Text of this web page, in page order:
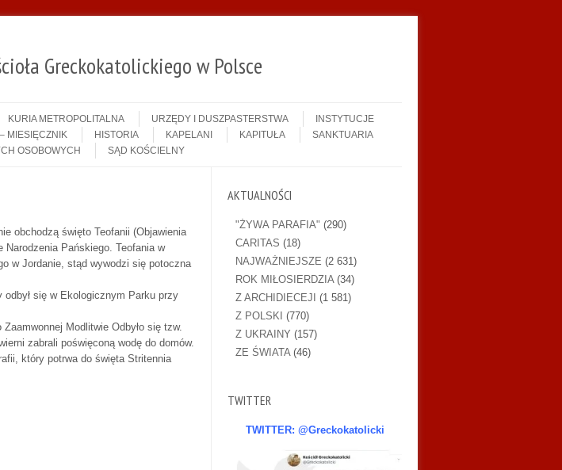
Greckokatolickiego w Polsce
KURIA METROPOLITALNA URZĘDY I DUSZPASTERSTWA
INSTYTUCJE
MIESIĘCZNIK HISTORIA KAPELANI KAPITUŁA
SANKTUARIA
OSOBOWYCH SĄD KOŚCIELNY
obchodzą święto Teofanii (Objawienia
Narodzenia Pańskiego. Teofania w
w Jordanie, stąd wywodzi się potoczna
się w Ekologicznym Parku przy
Modlitwie Odbyło się tzw.
zabrali poświęconą wodę do domów.
który potrwa do święta Stritennia
AKTUALNOŚCI
"ŻYWA PARAFIA" (290)
CARITAS (18)
NAJWAŻNIEJSZE (2 631)
ROK MIŁOSIERDZIA(34)
Z ARCHIDIECEJI (1 581)
Z POLSKI (770)
Z UKRAINY (157)
ZE ŚWIATA(46)
TWITTER
TWITTER: @Greckokatolicki